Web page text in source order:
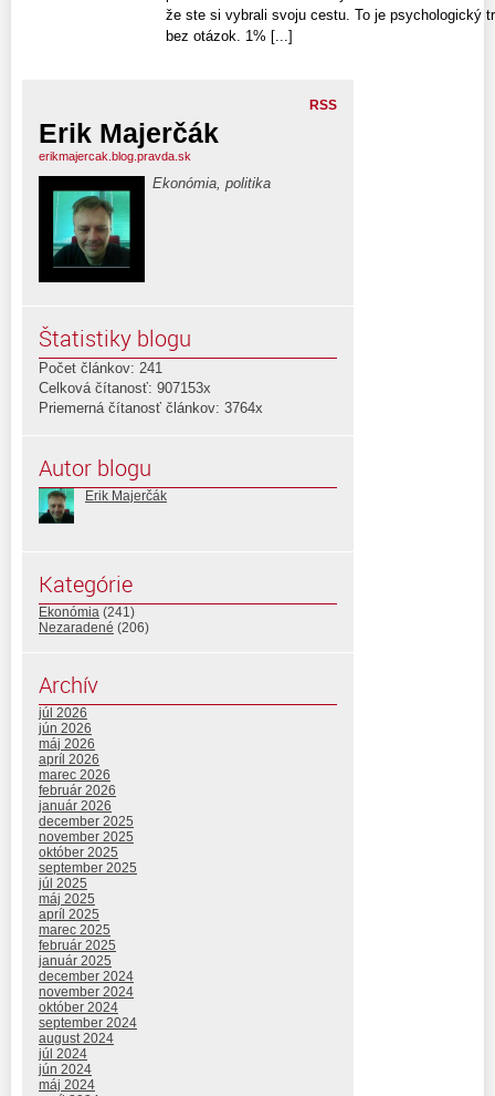
že ste si vybrali svoju cestu. To je psychologický
bez otázok. 1% [...]
RSS
Erik Majerčák
erikmajercak.blog.pravda.sk
Ekonómia, politika
Štatistiky blogu
Počet článkov: 241
Celková čítanosť: 907153x
Priemerná čítanosť článkov: 3764x
Autor blogu
Erik Majerčák
Kategórie
Ekonómia (241)
Nezaradené (206)
Archív
júl 2026
jún 2026
máj 2026
apríl 2026
marec 2026
február 2026
január 2026
december 2025
november 2025
október 2025
september 2025
júl 2025
máj 2025
apríl 2025
marec 2025
február 2025
január 2025
december 2024
november 2024
október 2024
september 2024
august 2024
júl 2024
jún 2024
máj 2024